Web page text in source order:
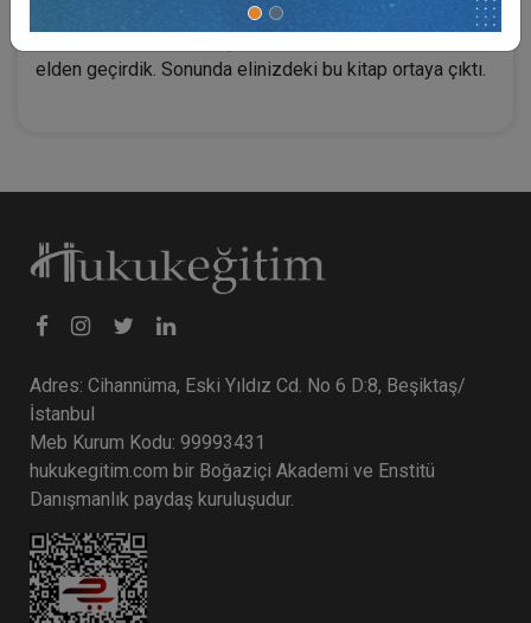
yaklaşık iki bin kişinin katıldığı muhteşem bir seminer
elden geçirdik. Sonunda elinizdeki bu kitap ortaya çıktı.
Adres: Cihannüma, Eski Yıldız Cd. No 6 D:8, Beşiktaş/
İstanbul
Meb Kurum Kodu: 99993431
hukukegitim.com bir Boğaziçi Akademi ve Enstitü
Danışmanlık paydaş kuruluşudur.